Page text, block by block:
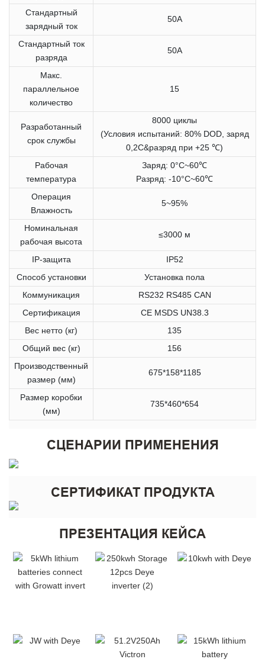
Стандартный
зарядный ток
50A
Стандартный ток
разряда
50A
Макс.
параллельное
количество
15
Разработанный
срок службы
8000 циклы
(Условия испытаний: 80% DOD, заряд
0,2C&разряд при +25 ℃)
Рабочая
температура
Заряд: 0°C~60℃
Разряд: -10°C~60℃
Операция
Влажность
5~95%
Номинальная
рабочая высота
≤3000 м
IP-защита
IP52
Способ установки
Установка пола
Коммуникация
RS232 RS485 CAN
Сертификация
CE MSDS UN38.3
Вес нетто (кг)
135
Общий вес (кг)
156
Производственный
размер (мм)
675*158*1185
Размер коробки
(мм)
735*460*654
СЦЕНАРИИ ПРИМЕНЕНИЯ
СЕРТИФИКАТ ПРОДУКТА
ПРЕЗЕНТАЦИЯ КЕЙСА